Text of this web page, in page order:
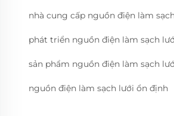
nhà cung cấp nguồn điện làm
phát triển nguồn điện làm sạch
sản phẩm nguồn điện làm sạch
nguồn điện làm sạch lưới ổn định